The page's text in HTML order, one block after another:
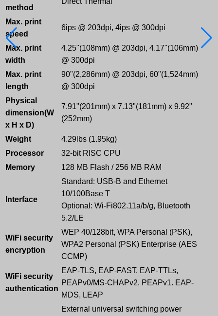
method
Max. print
speed
6ips @ 203dpi, 4ips @ 300dpi
Max. print
width
4.25"(108mm) @ 203dpi, 4.17"(106mm)
@ 300dpi
Max. print
length
90"(2,286mm) @ 203dpi, 60"(1,524mm)
@ 300dpi
Physical
dimension(W
x H x D)
7.91"(201mm) x 7.13"(181mm) x 9.92"
(252mm)
Weight
4.29lbs (1.95kg)
Processor
32-bit RISC CPU
Memory
128 MB Flash / 256 MB RAM
Interface
Standard: USB-B and Ethernet
10/100Base T
Optional: Wi-Fi802.11a/b/g, Bluetooth
5.2/LE
WiFi security
encryption
WEP 40/128bit, WPA Personal (PSK),
WPA2 Personal (PSK) Enterprise (AES
CCMP)
WiFi security
authentication
EAP-TLS, EAP-FAST, EAP-TTLs,
PEAPv0/MS-CHAPv2, PEAPv1. EAP-
MDS, LEAP
External universal switching power